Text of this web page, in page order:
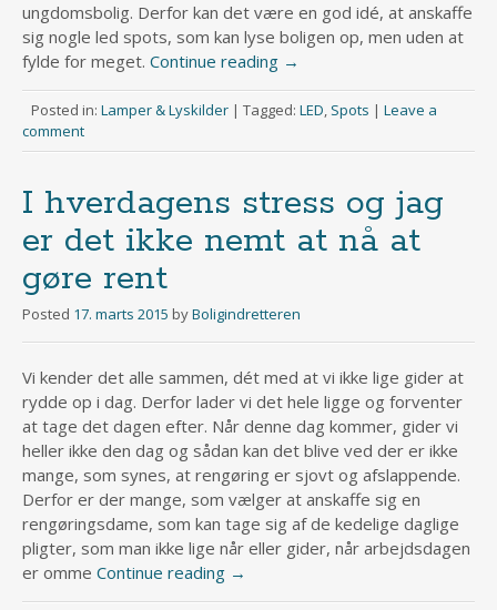
ungdomsbolig. Derfor kan det være en god idé, at anskaffe
sig nogle led spots, som kan lyse boligen op, men uden at
fylde for meget. Continue reading →
Posted in: Lamper & Lyskilder | Tagged: LED, Spots | Leave a
comment
I hverdagens stress og jag
er det ikke nemt at nå at
gøre rent
Posted 17. marts 2015 byBoligindretteren
Vi kender det alle sammen, dét med at vi ikke lige gider at
rydde op i dag. Derfor lader vi det hele ligge og forventer
at tage det dagen efter. Når denne dag kommer, gider vi
heller ikke den dag og sådan kan det blive ved der er ikke
mange, som synes, at rengøring er sjovt og afslappende.
Derfor er der mange, som vælger at anskaffe sig en
rengøringsdame, som kan tage sig af de kedelige daglige
pligter, som man ikke lige når eller gider, når arbejdsdagen
er omme Continue reading →